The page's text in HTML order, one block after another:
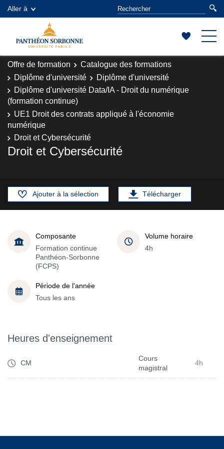
Aller à
Offre de formation
Catalogue des formations
Diplôme d'université
Diplôme d'université
Diplôme d'université Data/IA - Droit du numérique
(formation continue)
UE1 Droit des contrats appliqué à l'économie
numérique
Droit et Cybersécurité
Droit et Cybersécurité
Ajouter à la sélection Télécharger
Composante
Formation continue
Panthéon-Sorbonne
(FCPS)
Volume horaire
4h
Période de l'année
Tous les ans
Heures d'enseignement
CM
Cours
magistral
4h